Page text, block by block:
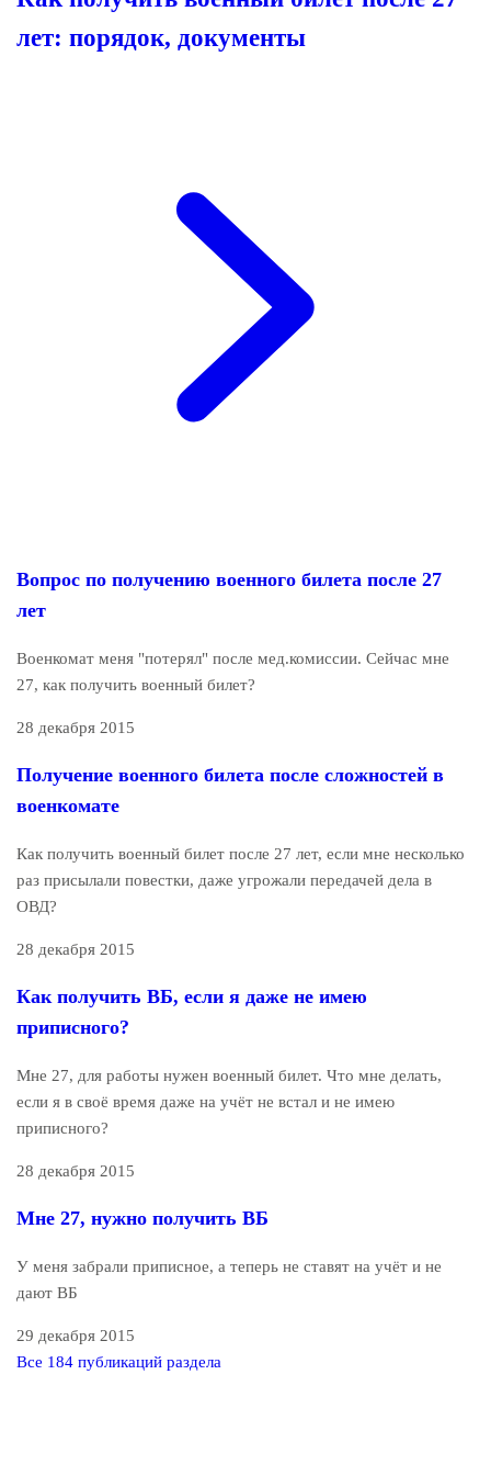
лет: порядок, документы
Вопрос по получению военного билета после 27
лет
Военкомат меня "потерял" после мед.комиссии. Сейчас мне
27, как получить военный билет?
28 декабря 2015
Получение военного билета после сложностей в
военкомате
Как получить военный билет после 27 лет, если мне несколько
раз присылали повестки, даже угрожали передачей дела в
ОВД?
28 декабря 2015
Как получить ВБ, если я даже не имею
приписного?
Мне 27, для работы нужен военный билет. Что мне делать,
если я в своё время даже на учёт не встал и не имею
приписного?
28 декабря 2015
Мне 27, нужно получить ВБ
У меня забрали приписное, а теперь не ставят на учёт и не
дают ВБ
29 декабря 2015
Все 184 публикаций раздела